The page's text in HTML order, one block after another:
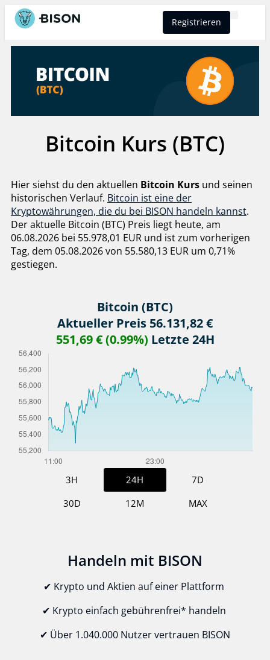
Registrieren
Bitcoin Kurs (BTC)
Hier siehst du den aktuellen Bitcoin Kurs und seinen
historischen Verlauf. Bitcoin ist eine der
Kryptowährungen, die du bei BISON handeln kannst.
Der aktuelle Bitcoin (BTC) Preis liegt heute, am
06.08.2026 bei 55.978,01 EUR und ist zum vorherigen
Tag, dem 05.08.2026 von 55.580,13 EUR um 0,71%
gestiegen.
Bitcoin (BTC)
Aktueller Preis 56.131,82 €
551,69 € (0.99%) Letzte 24H
3H 24H
7D
30D
12M MAX
Handeln mit BISON
✔ Krypto und Aktien auf einer Plattform
✔ Krypto einfach gebührenfrei* handeln
✔ Über 1.040.000 Nutzer vertrauen BISON